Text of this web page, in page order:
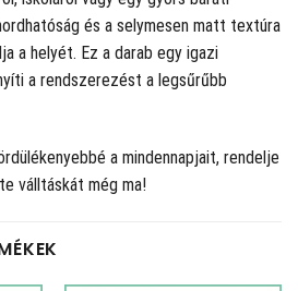
és a selymesen matt textúra
a helyét. Ez a darab egy igazi
a rendszerezést a legsűrűbb
a mindennapjait, rendelje
válltáskát még ma!